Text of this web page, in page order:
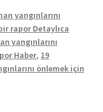
yangınlarını
rapor Detaylıca
yangınlarını
Haber, 19
önlemek için